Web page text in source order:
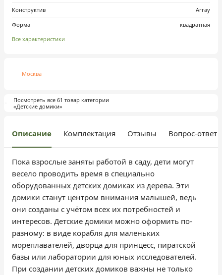
Конструктив
Array
Форма
квадратная
Все характеристики
Москва
Посмотреть все 61 товар категории
«Детские домики»
Описание Комплектация Отзывы Вопрос-ответ
Пока взрослые заняты работой в саду, дети могут
весело проводить время в специально
оборудованных детских домиках из дерева. Эти
домики станут центром внимания малышей, ведь
они созданы с учётом всех их потребностей и
интересов. Детские домики можно оформить по-
разному: в виде корабля для маленьких
мореплавателей, дворца для принцесс, пиратской
базы или лаборатории для юных исследователей.
При создании детских домиков важны не только